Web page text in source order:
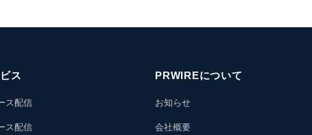
ス
ス配信
ス配信
PRWIREについて
お知らせ
会社概要